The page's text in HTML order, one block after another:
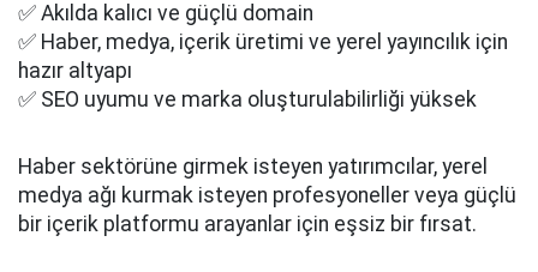
✅ Akılda kalıcı ve güçlü domain
✅ Haber, medya, içerik üretimi ve yerel yayıncılık için
hazır altyapı
✅ SEO uyumu ve marka oluşturulabilirliği yüksek
Haber sektörüne girmek isteyen yatırımcılar, yerel
medya ağı kurmak isteyen profesyoneller veya güçlü
bir içerik platformu arayanlar için eşsiz bir fırsat.